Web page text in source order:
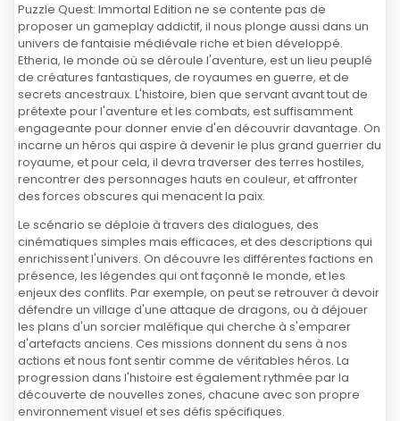
Puzzle Quest: Immortal Edition ne se contente pas de
proposer un gameplay addictif, il nous plonge aussi dans un
univers de fantaisie médiévale riche et bien développé.
Etheria, le monde où se déroule l'aventure, est un lieu peuplé
de créatures fantastiques, de royaumes en guerre, et de
secrets ancestraux. L'histoire, bien que servant avant tout de
prétexte pour l'aventure et les combats, est suffisamment
engageante pour donner envie d'en découvrir davantage. On
incarne un héros qui aspire à devenir le plus grand guerrier du
royaume, et pour cela, il devra traverser des terres hostiles,
rencontrer des personnages hauts en couleur, et affronter
des forces obscures qui menacent la paix.
Le scénario se déploie à travers des dialogues, des
cinématiques simples mais efficaces, et des descriptions qui
enrichissent l'univers. On découvre les différentes factions en
présence, les légendes qui ont façonné le monde, et les
enjeux des conflits. Par exemple, on peut se retrouver à devoir
défendre un village d'une attaque de dragons, ou à déjouer
les plans d'un sorcier maléfique qui cherche à s'emparer
d'artefacts anciens. Ces missions donnent du sens à nos
actions et nous font sentir comme de véritables héros. La
progression dans l'histoire est également rythmée par la
découverte de nouvelles zones, chacune avec son propre
environnement visuel et ses défis spécifiques.